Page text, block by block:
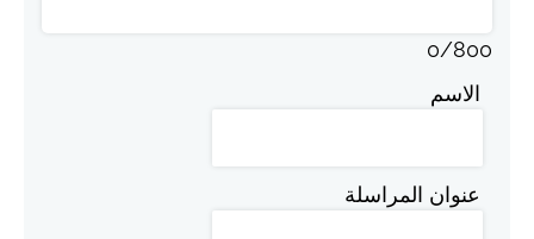
0/800
الاسم
عنوان المراسلة